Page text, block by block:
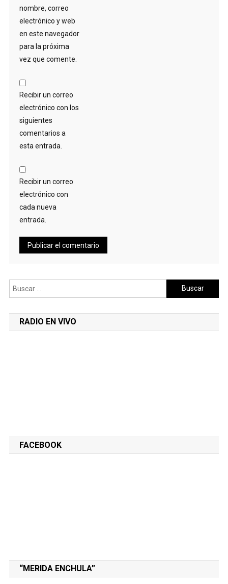
nombre, correo
electrónico y web
en este navegador
para la próxima
vez que comente.
Recibir un correo
electrónico con los
siguientes
comentarios a
esta entrada.
Recibir un correo
electrónico con
cada nueva
entrada.
Buscar:
RADIO EN VIVO
FACEBOOK
“MERIDA ENCHULA”